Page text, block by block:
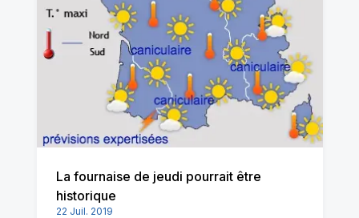
La fournaise de jeudi pourrait être
historique
22 Juil. 2019